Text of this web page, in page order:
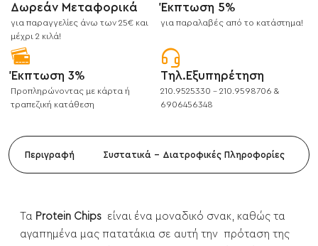
Δωρεάν Μεταφορικά
για παραγγελίες άνω των 25€ και
μέχρι 2 κιλά!
Έκπτωση 5%
για παραλαβές από το κατάστημα!
Έκπτωση 3%
Προπληρώνοντας με κάρτα ή
τραπεζική κατάθεση
Τηλ.Εξυπηρέτηση
210.9525330 - 210.9598706 &
6906456348
Περιγραφή Συστατικά - Διατροφικές Πληροφορίες
Τα Protein Chips είναι ένα μοναδικό σνακ, καθώς τα
αγαπημένα μας πατατάκια σε αυτή την πρόταση της